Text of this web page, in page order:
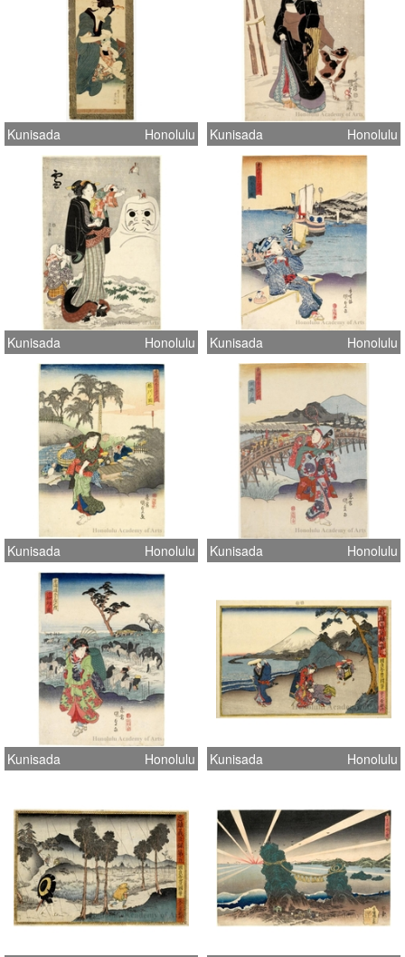
Kunisada Honolulu Kunisada Honolulu
Kunisada Honolulu Kunisada Honolulu
Kunisada Honolulu Kunisada Honolulu
Kunisada Honolulu Kunisada Honolulu